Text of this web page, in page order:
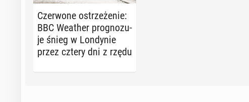
Czer­wo­ne ostrze­że­nie:
BBC Weather pro­gno­zu­
je śnieg w Lon­dy­nie
przez cztery dni z rzędu